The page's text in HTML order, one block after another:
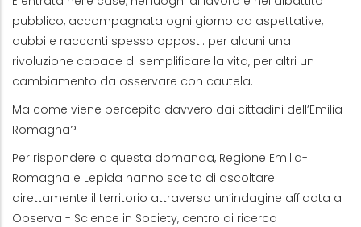
pubblico, accompagnata ogni giorno da aspettative,
dubbi e racconti spesso opposti: per alcuni una
rivoluzione capace di semplificare la vita, per altri un
cambiamento da osservare con cautela.
Ma come viene percepita davvero dai cittadini dell’Emilia-
Romagna?
Per rispondere a questa domanda, Regione Emilia-
Romagna e Lepida hanno scelto di ascoltare
direttamente il territorio attraverso un’indagine affidata a
Observa - Science in Society, centro di ricerca